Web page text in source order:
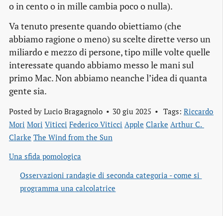
o in cento o in mille cambia poco o nulla).
Va tenuto presente quando obiettiamo (che
abbiamo ragione o meno) su scelte dirette verso un
miliardo e mezzo di persone, tipo mille volte quelle
interessate quando abbiamo messo le mani sul
primo Mac. Non abbiamo neanche l’idea di quanta
gente sia.
Posted by Lucio Bragagnolo 30 giu 2025 Tags: Riccardo
Mori Mori Viticci Federico Viticci Apple Clarke Arthur C.
Clarke The Wind from the Sun
Una sfida pomologica
Osservazioni randagie di seconda categoria - come si
programma una calcolatrice